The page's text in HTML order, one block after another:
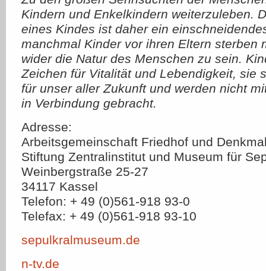
Kindern und Enkelkindern weiterzuleben.
eines Kindes ist daher ein
manchmal Kinder vor ihren Eltern sterben
wider die Natur des Menschen zu sein.
Zeichen für Vitalität und Lebendigkeit, sie
für unser aller Zukunft und werden nicht
in Verbindung gebracht.
Adresse:
Arbeitsgemeinschaft Friedhof und
Stiftung Zentralinstitut und Museum für
Weinbergstraße 25-27
34117 Kassel
Telefon: + 49 (0)561-918 93-0
Telefax: + 49 (0)561-918 93-10
sepulkralmuseum.de
n-tv.de